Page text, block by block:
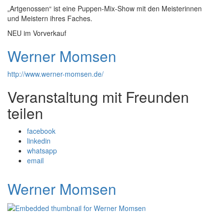
„Artgenossen“ ist eine Puppen-Mix-Show mit den Meisterinnen
und Meistern ihres Faches.
NEU im Vorverkauf
Werner Momsen
http://www.werner-momsen.de/
Veranstaltung mit Freunden
teilen
facebook
linkedin
whatsapp
email
Werner Momsen